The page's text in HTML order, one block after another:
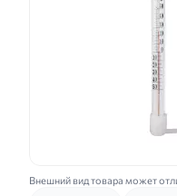
Внешний вид товара может